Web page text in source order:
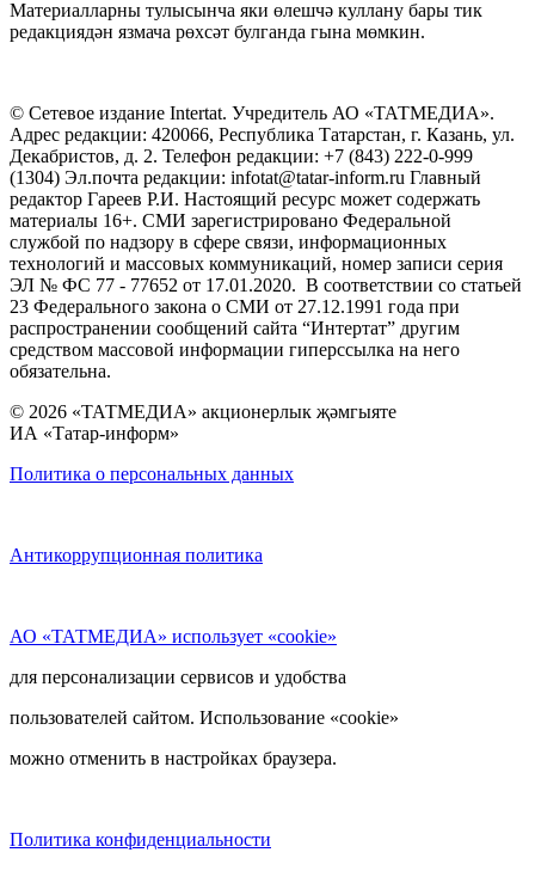
Материалларны тулысынча яки өлешчә куллану бары тик
редакциядән язмача рөхсәт булганда гына мөмкин.
© Сетевое издание Intertat. Учредитель АО «ТАТМЕДИА».
Адрес редакции: 420066, Республика Татарстан, г. Казань, ул.
Декабристов, д. 2. Телефон редакции: +7 (843) 222-0-999
(1304) Эл.почта редакции: infotat@tatar-inform.ru Главный
редактор Гареев Р.И. Настоящий ресурс может содержать
материалы 16+. СМИ зарегистрировано Федеральной
службой по надзору в сфере связи, информационных
технологий и массовых коммуникаций, номер записи серия
ЭЛ № ФС 77 - 77652 от 17.01.2020. В соответствии со статьей
23 Федерального закона о СМИ от 27.12.1991 года при
распространении сообщений сайта “Интертат” другим
средством массовой информации гиперссылка на него
обязательна.
© 2026 «ТАТМЕДИА» акционерлык җәмгыяте
ИА «Татар-информ»
Политика о персональных данных
Антикоррупционная политика
АО «ТАТМЕДИА» использует «cookie»
для персонализации сервисов и удобства
пользователей сайтом. Использование «cookie»
можно отменить в настройках браузера.
Политика конфиденциальности